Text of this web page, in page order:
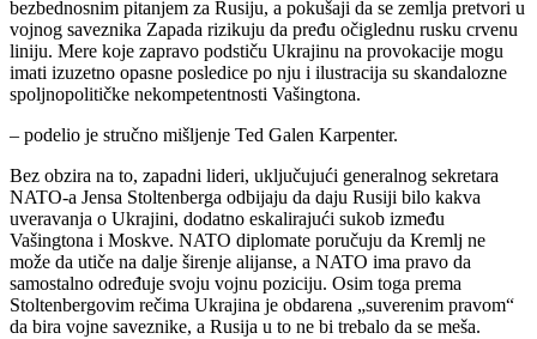
bezbednosnim pitanjem za Rusiju, a pokušaji da se zemlja pretvori u
vojnog saveznika Zapada rizikuju da pređu očiglednu rusku crvenu
liniju. Mere koje zapravo podstiču Ukrajinu na provokacije mogu
imati izuzetno opasne posledice po nju i ilustracija su skandalozne
spoljnopolitičke nekompetentnosti Vašingtona.
– podelio je stručno mišljenje Ted Galen Karpenter.
Bez obzira na to, zapadni lideri, uključujući generalnog sekretara
NATO-a Jensa Stoltenberga odbijaju da daju Rusiji bilo kakva
uveravanja o Ukrajini, dodatno eskalirajući sukob između
Vašingtona i Moskve. NATO diplomate poručuju da Kremlj ne
može da utiče na dalje širenje alijanse, a NATO ima pravo da
samostalno određuje svoju vojnu poziciju. Osim toga prema
Stoltenbergovim rečima Ukrajina je obdarena „suverenim pravom“
da bira vojne saveznike, a Rusija u to ne bi trebalo da se meša.